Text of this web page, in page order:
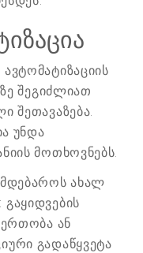
შეგიძლიათ
შეთავაზება.
უნდა
მოთხოვნებს.
ახალ
ან
გადაწყვეტა